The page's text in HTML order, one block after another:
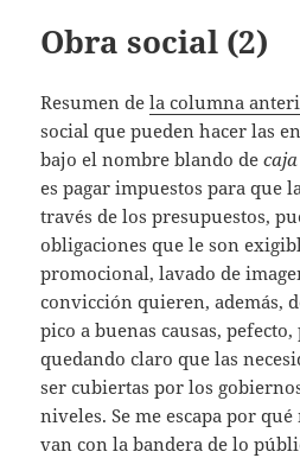
Obra social (2)
Resumen dela columna
social que pueden hacer las
bajo el nombre blando decaja
es pagar impuestos para que
través de los presupuestos,
obligaciones que le son
promocional, lavado de
convicción quieren, además,
pico a buenas causas,
quedando claro que las
ser cubiertas por los
niveles. Se me escapa por
van con la bandera de lo